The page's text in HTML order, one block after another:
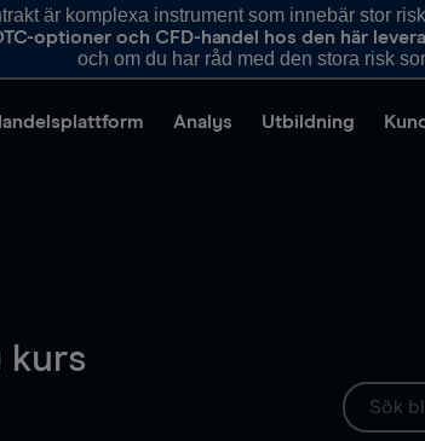
är komplexa instrument som innebär stor
optioner och CFD-handel hos den här
och om du har råd med den stora risk
Analys Utbildning
kurs